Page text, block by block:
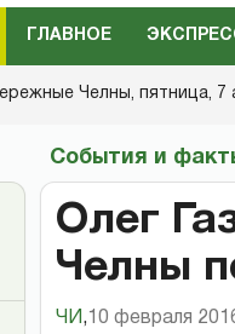
ГЛАВНОЕ
Челны, пятница, 7
События и
Олег
Челны
ЧИ , 10 февраля